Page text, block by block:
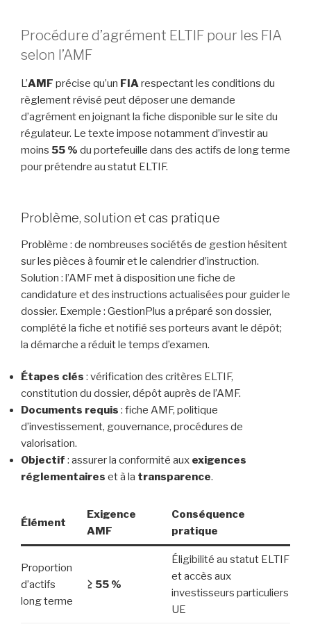
Procédure d’agrément ELTIF pour les FIA
selon l’AMF
L’AMF précise qu’un FIArespectant les conditions du
règlement révisé peut déposer une demande
d’agrément en joignant la fiche disponible sur le site du
régulateur. Le texte impose notamment d’investir au
moins 55 % du portefeuille dans des actifs de long terme
pour prétendre au statut ELTIF.
Problème, solution et cas pratique
Problème : de nombreuses sociétés de gestion hésitent
sur les pièces à fournir et le calendrier d’instruction.
Solution : l’AMF met à disposition une fiche de
candidature et des instructions actualisées pour guider le
dossier. Exemple : GestionPlus a préparé son dossier,
complété la fiche et notifié ses porteurs avant le dépôt;
la démarche a réduit le temps d’examen.
Étapes clés : vérification des critères ELTIF,
constitution du dossier, dépôt auprès de l’AMF.
Documents requis : fiche AMF, politique
d’investissement, gouvernance, procédures de
valorisation.
Objectif : assurer la conformité aux exigences
réglementaires et à la transparence.
Élément
Exigence
AMF
Conséquence
pratique
Proportion
d’actifs
long terme
≥ 55 %
Éligibilité au statut ELTIF
et accès aux
investisseurs particuliers
UE